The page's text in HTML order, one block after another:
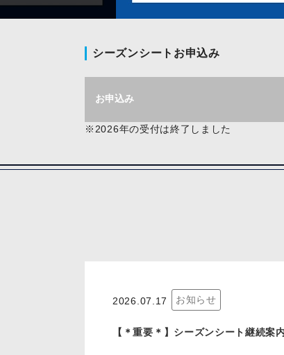
シーズンシートお申込み
お申込み
※2026年の受付は終了しました
2026.07.17 お知らせ
【＊重要＊】シーズンシート継続案